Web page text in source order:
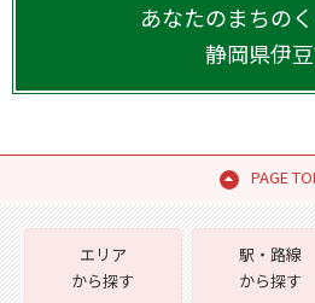
あなたのまちの
静岡県伊
PAGE
エリア
から探す
駅・路線
から探す